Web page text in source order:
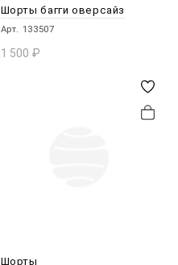
Шорты багги оверсайз
Арт. 133507
1 500 ₽
Шорты